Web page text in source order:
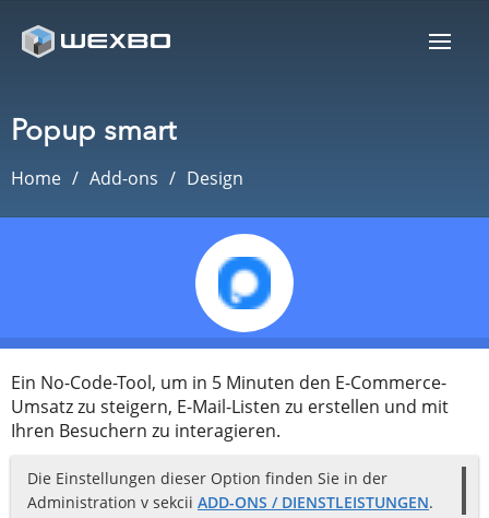
Popup smart
Home Add-ons Design
Ein No-Code-Tool, um in 5 Minuten den E-Commerce-
Umsatz zu steigern, E-Mail-Listen zu erstellen und mit
Ihren Besuchern zu interagieren.
Die Einstellungen dieser Option finden Sie in der
Administration v sekcii ADD-ONS / DIENSTLEISTUNGEN.